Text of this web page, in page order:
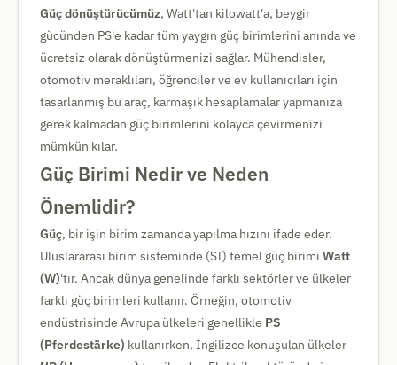
Güç dönüştürücümüz, Watt'tan kilowatt'a, beygir
gücünden PS'e kadar tüm yaygın güç birimlerini anında ve
ücretsiz olarak dönüştürmenizi sağlar. Mühendisler,
otomotiv meraklıları, öğrenciler ve ev kullanıcıları için
tasarlanmış bu araç, karmaşık hesaplamalar yapmanıza
gerek kalmadan güç birimlerini kolayca çevirmenizi
mümkün kılar.
Güç Birimi Nedir ve Neden
Önemlidir?
Güç, bir işin birim zamanda yapılma hızını ifade eder.
Uluslararası birim sisteminde (SI) temel güç birimi Watt
(W)'tır. Ancak dünya genelinde farklı sektörler ve ülkeler
farklı güç birimleri kullanır. Örneğin, otomotiv
endüstrisinde Avrupa ülkeleri genellikle PS
(Pferdestärke) kullanırken, İngilizce konuşulan ülkeler